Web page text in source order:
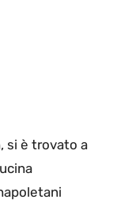
si è trovato a